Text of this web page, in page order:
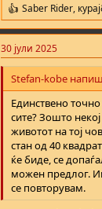
R
e
a
c
t
o
Saber Rider,
30 јули 2025
Stefan-kobe
Единствено
сите? Зошто
животот на тој
стан од 40
ќе биде, се
можен предлог.
се повторувам.